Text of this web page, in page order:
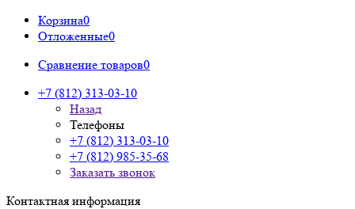
Корзина0
Отложенные0
Сравнение товаров0
+7 (812) 313-03-10
Назад
Телефоны
+7 (812) 313-03-10
+7 (812) 985-35-68
Заказать звонок
Контактная информация